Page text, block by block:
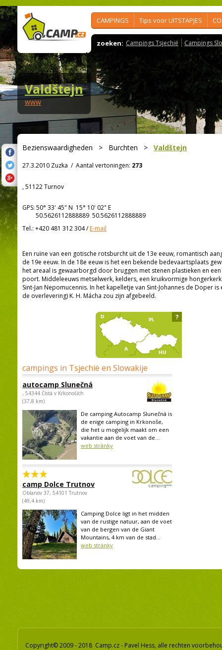
CAMPINGS Tips voor UITSTAPJES
zoeken: Campings Tsjechië Campings
Valdštejn
www
Bezienswaardigheden > Burchten > Valdštejn
27.3.2010 Zuzka / Aantal vertoningen: 273
, 51122 Turnov
GPS: 50° 33' 45" N 15° 10' 02" E
50.5626112888889 50.5626112888889
Tel.: +420 481 312 304/E-mail
Een ruïne van een gotische rotsburcht uit de 13e eeuw, romantisch
de 19e eeuw. In de 18e eeuw is het een bekende bedevaartsplaats
het areaal is gewaarborgd door bruggen met stenen plastieken en
poort. Middeleeuws metselwerk, kelders, een kruikvormige
Sint-Jan Nepomucennis. In het kapelletje van Sint-Johannes de Doper
de overlevering) K. H. Mácha zou zijn afgebeeld.
campings in Tsjechië en Slowakije
autocamp Slunečná
, 54344 Čistá v Krkonoších
(37,8 km)
De camping Autocamp Slunečná is
de enige camping in Krkonoše,
die het u mogelijk maakt om een
vakantie aan de voet van de...
web stránky
camp Dolce Trutnov
Oblanov 37, 54101 Trutnov
(49,4 km)
Camping Dolce ligt in het midden
van de rustige natuur, aan de voet
van de bergen van de Giant
Mountains, 4 km van de stad...
web stránky
?
Copyright© 2009 - 2018 Camp.cz - Pavel Hess, alle rechten